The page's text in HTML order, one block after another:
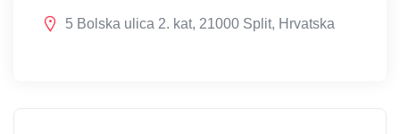
5 Bolska ulica 2. kat, 21000 Split, Hrvatska